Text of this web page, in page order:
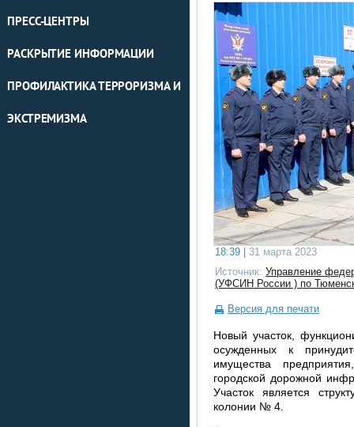
ПРЕСС-ЦЕНТРЫ
РАСКРЫТИЕ ИНФОРМАЦИИ
ПРОФИЛАКТИКА ТЕРРОРИЗМА И
ЭКСТРЕМИЗМА
18:39 |
31 марта 2023
Источник: Управление
(УФСИН России ) по
Версия для печати
Новый участок,
осужденных к
имущества
городской дорожной
Участок является
колонии № 4.